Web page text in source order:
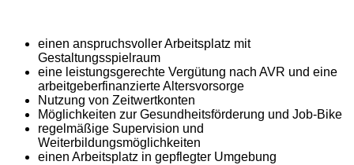
einen anspruchsvoller Arbeitsplatz mit
Gestaltungsspielraum
eine leistungsgerechte Vergütung nach AVR und eine
arbeitgeberfinanzierte Altersvorsorge
Nutzung von Zeitwertkonten
Möglichkeiten zur Gesundheitsförderung und Job-Bike
regelmäßige Supervision und
Weiterbildungsmöglichkeiten
einen Arbeitsplatz in gepflegter Umgebung